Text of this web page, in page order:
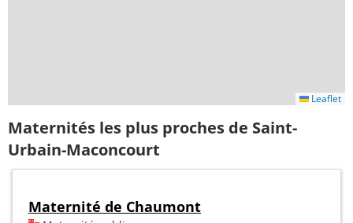
Leaflet
Maternités les plus proches de Saint-
Urbain-Maconcourt
Maternité de Chaumont